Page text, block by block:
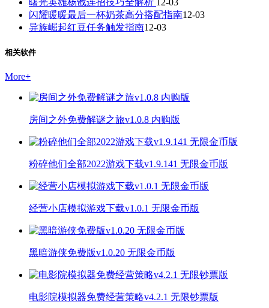
闪耀暖暖最后一杯奶茶高分搭配指南12-03
异族崛起红豆任务触发指南12-03
相关软件
More+
房间之外免费解谜之旅v1.0.8 内购版
粉碎他们全部2022游戏下载v1.9.141 无限金币版
经营小店模拟游戏下载v1.0.1 无限金币版
黑暗游侠免费版v1.0.20 无限金币版
电影院模拟器免费经营策略v4.2.1 无限钞票版